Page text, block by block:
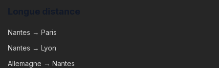
Nantes → Paris
Nantes → Lyon
Allemagne → Nantes